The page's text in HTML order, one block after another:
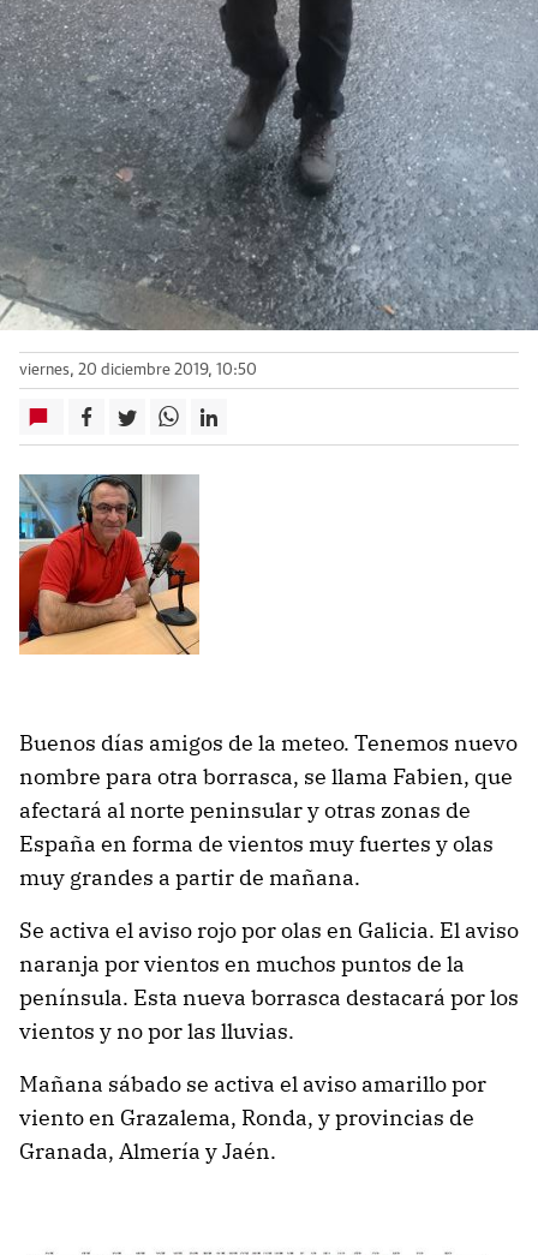
viernes, 20 diciembre 2019, 10:50
Buenos días amigos de la meteo. Tenemos nuevo
nombre para otra borrasca, se llama Fabien, que
afectará al norte peninsular y otras zonas de
España en forma de vientos muy fuertes y olas
muy grandes a partir de mañana.
Se activa el aviso rojo por olas en Galicia. El aviso
naranja por vientos en muchos puntos de la
península. Esta nueva borrasca destacará por los
vientos y no por las lluvias.
Mañana sábado se activa el aviso amarillo por
viento en Grazalema, Ronda, y provincias de
Granada, Almería y Jaén.